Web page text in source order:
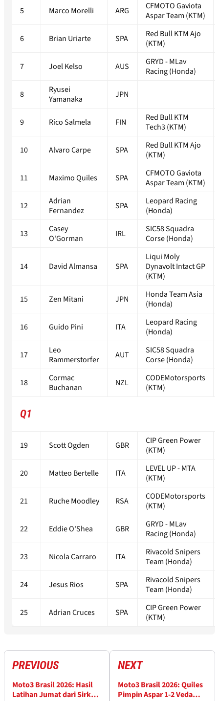
5 Marco Morelli ARG
CFMOTO Gaviota
Aspar Team (KTM)
6 Brian Uriarte SPA
Red Bull KTM Ajo
(KTM)
7 Joel Kelso AUS
GRYD - MLav
Racing (Honda)
8
Ryusei
Yamanaka
JPN
9 Rico Salmela FIN
Red Bull KTM
Tech3 (KTM)
10 Alvaro Carpe SPA
Red Bull KTM Ajo
(KTM)
11 Maximo Quiles SPA
CFMOTO Gaviota
Aspar Team (KTM)
12
Adrian
Fernandez
SPA
Leopard Racing
(Honda)
13
Casey
O'Gorman
IRL
SIC58 Squadra
Corse (Honda)
14 David Almansa SPA
Liqui Moly
Dynavolt Intact GP
(KTM)
15 Zen Mitani JPN
Honda Team Asia
(Honda)
16 Guido Pini ITA
Leopard Racing
(Honda)
17
Leo
Rammerstorfer
AUT
SIC58 Squadra
Corse (Honda)
18
Cormac
Buchanan
NZL
CODEMotorsports
(KTM)
Q1
19 Scott Ogden GBR
CIP Green Power
(KTM)
20 Matteo Bertelle ITA
LEVEL UP - MTA
(KTM)
21 Ruche Moodley RSA
CODEMotorsports
(KTM)
22 Eddie O'Shea GBR
GRYD - MLav
Racing (Honda)
23 Nicola Carraro ITA
Rivacold Snipers
Team (Honda)
24 Jesus Rios SPA
Rivacold Snipers
Team (Honda)
25 Adrian Cruces SPA
CIP Green Power
(KTM)
PREVIOUS
Moto3 Brasil 2026: Hasil
Latihan Jumat dari Sirkuit
NEXT
Moto3 Brasil 2026: Quiles
Pimpin Aspar 1-2 Veda